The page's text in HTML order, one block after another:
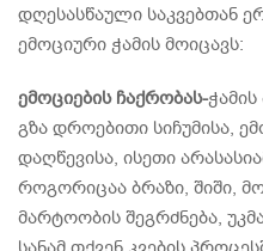
დღესასწაული საკვებთან
ემოციური ჭამის მოიცავს:
ემოციების ჩაქრობას-
გზა დროებითი სიჩუმისა,
დაღწევისა, ისეთი
როგორიცაა ბრაზი, შიში,
მარტოობის შეგრძნება,